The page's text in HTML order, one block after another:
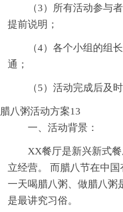
（3）所有活动参与
提前说明；
（4）各个小组的组
通；
（5）活动完成后及
腊八粥活动方案13
一、活动背景：
XX餐厅是新兴新式
立经营。 而腊八节在中
一天喝腊八粥、做腊八粥
是最讲究习俗。